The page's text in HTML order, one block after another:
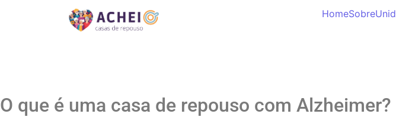
HomeSobre
O que é uma casa de repouso com Alzheimer?